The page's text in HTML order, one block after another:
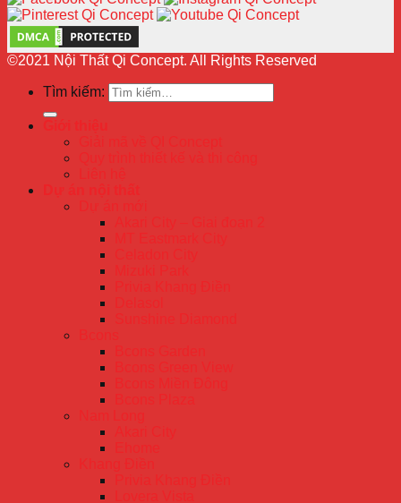
©2021 Nội Thất Qi Concept. All Rights Reserved
Tìm kiếm: